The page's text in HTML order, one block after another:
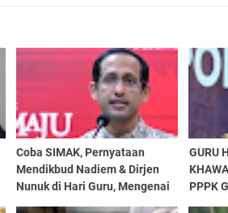
Coba SIMAK, Pernyataan
Mendikbud Nadiem & Dirjen
Nunuk di Hari Guru, Mengenai
GURU
PPPK